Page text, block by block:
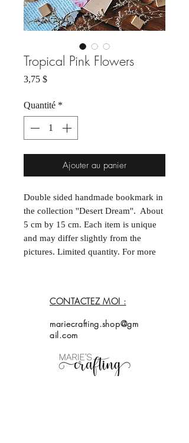
Tropical Pink Flowers
3,75 $Prix
Quantité *
Ajouter au panier
Double sided handmade bookmark in
the collection ''Desert Dream''. About
5 cm by 15 cm. Each item is unique
and may differ slightly from the
pictures. Limited quantity. For more
face dans la collection ''Desert
Dream''. Environ 5 cm par
15 cm. Chaque acticle est unique et
photos. Quantités limitées. Pour plus
d'informations, contactez moi.
CONTACTEZ MOI :
mariecrafting.shop@gm
ail.com